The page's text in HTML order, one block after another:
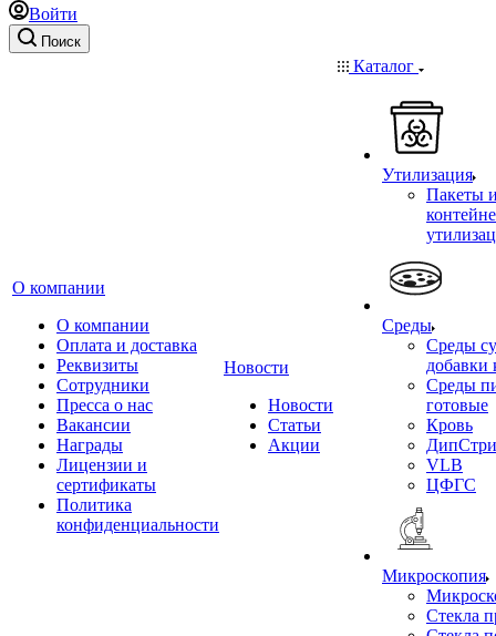
Войти
Поиск
О компании
О компании
Оплата и доставка
Реквизиты
Сотрудники
Пресса о нас
Вакансии
Награды
Лицензии и
сертификаты
Политика
конфиденциальности
Новости
Новости
Статьи
Акции
Каталог
Утилизация
Пакеты
Среды
Среды
добавки
Среды
готовые
Кровь
VLB
ЦФГС
Микроскопия
Стекла